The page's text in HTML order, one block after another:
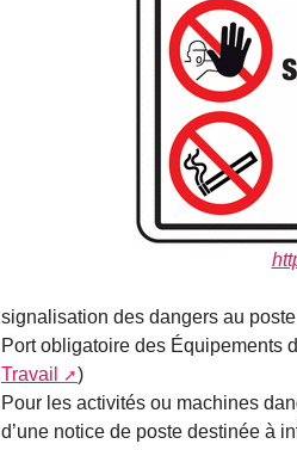
signalisation des dangers au poste
Port obligatoire des Équipements
Travail
)
Pour les activités ou machines
d’une notice de poste destinée à